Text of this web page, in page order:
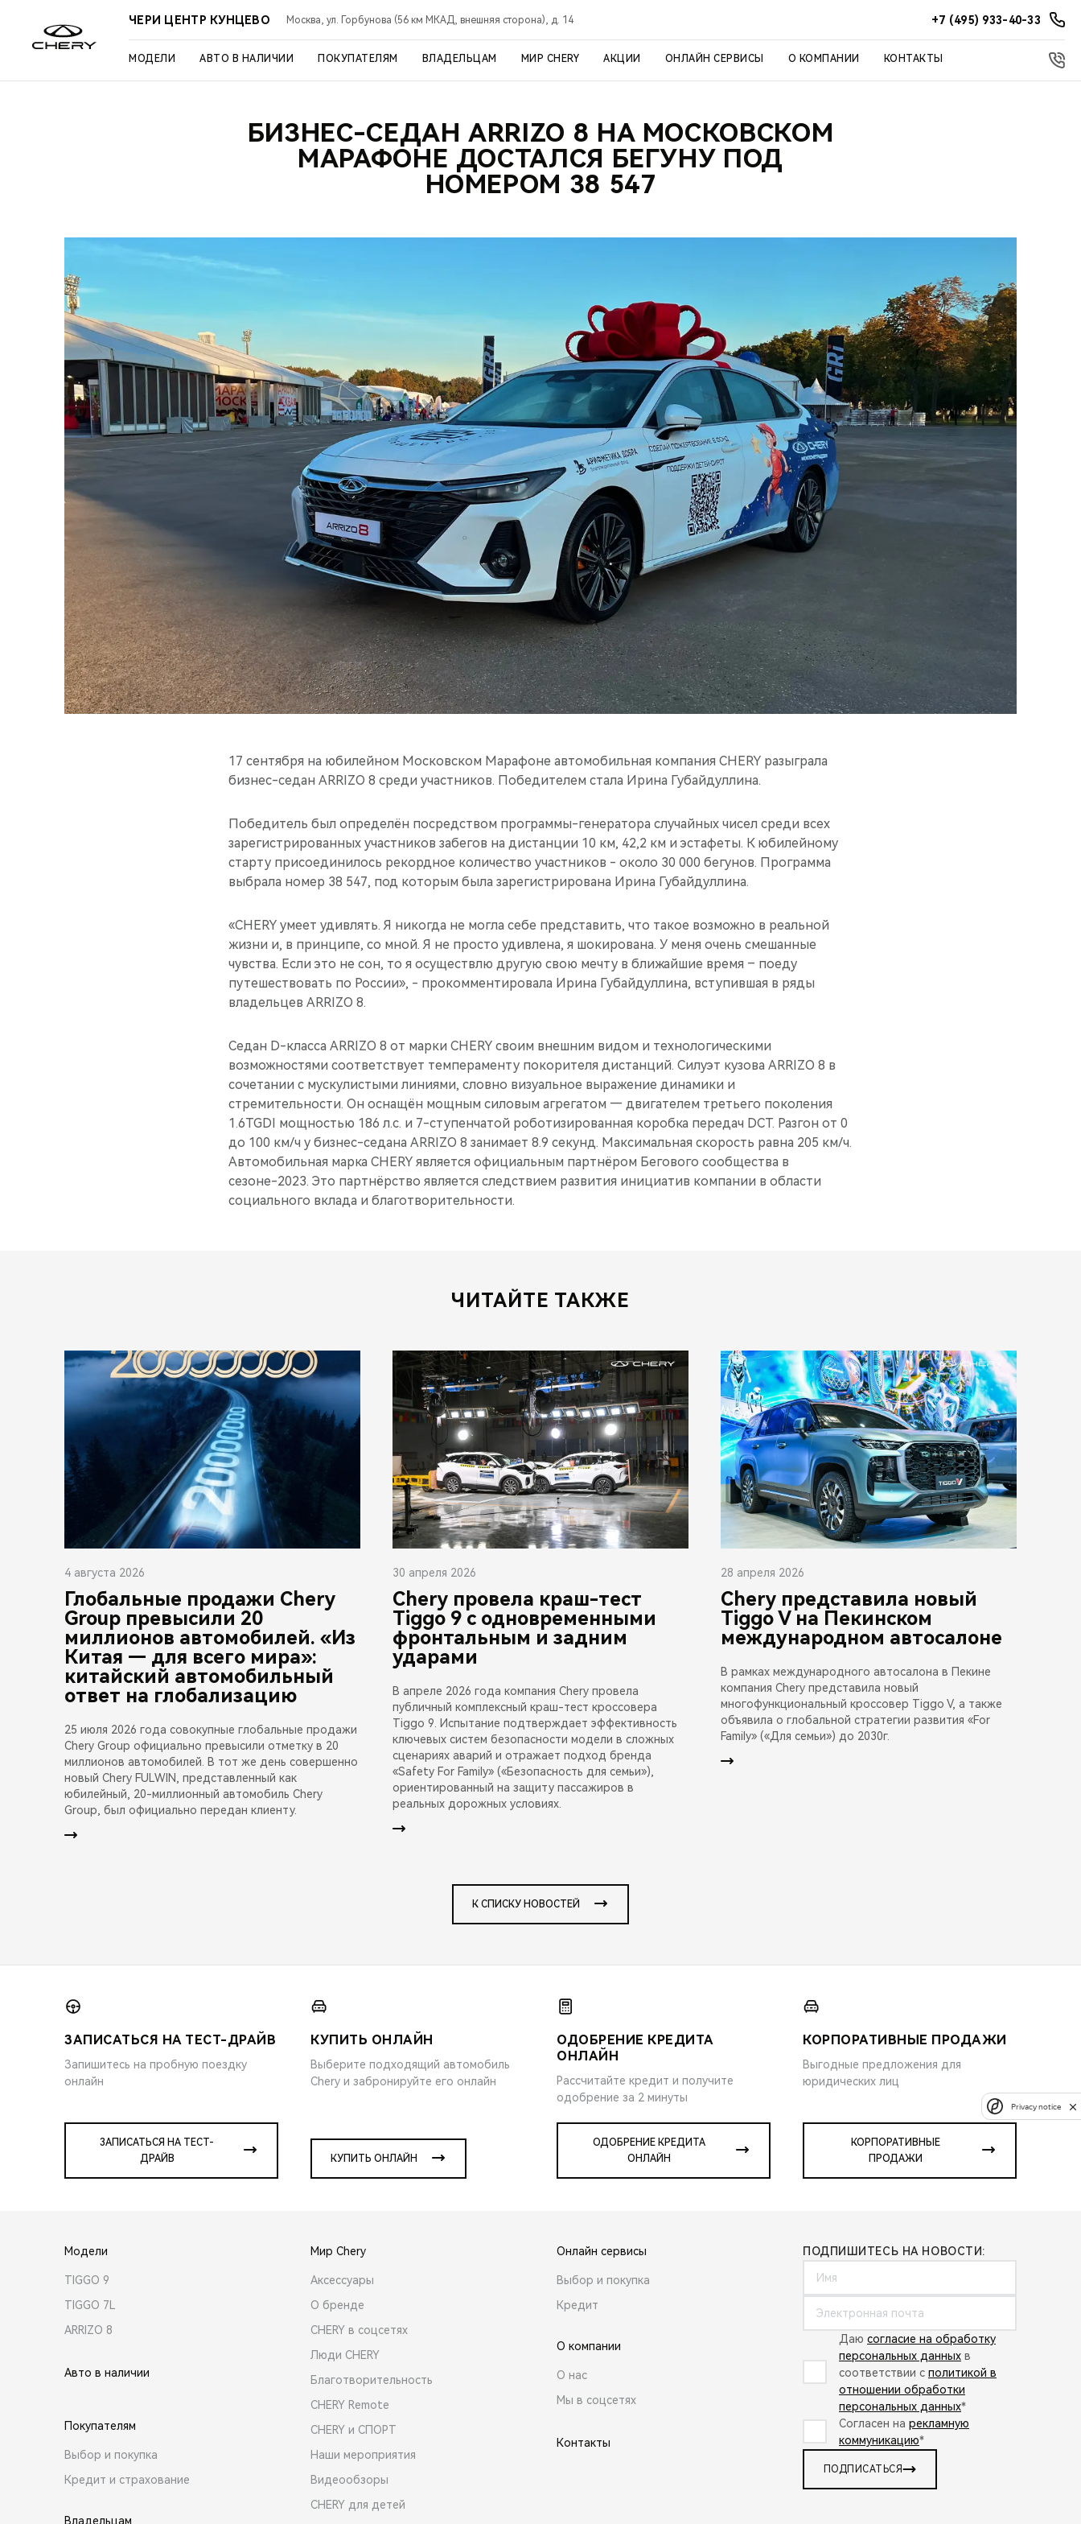
ЧЕРИ ЦЕНТР КУНЦЕВО Москва, ул. Горбунова (56 км МКАД, внешняя сторона), д. 14 +7 (495) 933-40-33
МОДЕЛИ АВТО В НАЛИЧИИ ПОКУПАТЕЛЯМ ВЛАДЕЛЬЦАМ МИР CHERY АКЦИИ ОНЛАЙН СЕРВИСЫ О КОМПАНИИ КОНТАКТЫ
БИЗНЕС-СЕДАН ARRIZO 8 НА МОСКОВСКОМ
МАРАФОНЕ ДОСТАЛСЯ БЕГУНУ ПОД
НОМЕРОМ 38 547
17 сентября на юбилейном Московском Марафоне автомобильная компания CHERY разыграла
бизнес-седан ARRIZO 8 среди участников. Победителем стала Ирина Губайдуллина.
Победитель был определён посредством программы-генератора случайных чисел среди всех
зарегистрированных участников забегов на дистанции 10 км, 42,2 км и эстафеты. К юбилейному
старту присоединилось рекордное количество участников - около 30 000 бегунов. Программа
выбрала номер 38 547, под которым была зарегистрирована Ирина Губайдуллина.
«CHERY умеет удивлять. Я никогда не могла себе представить, что такое возможно в реальной
жизни и, в принципе, со мной. Я не просто удивлена, я шокирована. У меня очень смешанные
чувства. Если это не сон, то я осуществлю другую свою мечту в ближайшие время – поеду
путешествовать по России», - прокомментировала Ирина Губайдуллина, вступившая в ряды
владельцев ARRIZO 8.
Седан D-класса ARRIZO 8 от марки CHERY своим внешним видом и технологическими
возможностями соответствует темпераменту покорителя дистанций. Силуэт кузова ARRIZO 8 в
сочетании с мускулистыми линиями, словно визуальное выражение динамики и
стремительности. Он оснащён мощным силовым агрегатом — двигателем третьего поколения
1.6TGDI мощностью 186 л.с. и 7-ступенчатой роботизированная коробка передач DCT. Разгон от 0
до 100 км/ч у бизнес-седана ARRIZO 8 занимает 8.9 секунд. Максимальная скорость равна 205 км/ч.
Автомобильная марка CHERY является официальным партнёром Бегового сообщества в
сезоне-2023. Это партнёрство является следствием развития инициатив компании в области
социального вклада и благотворительности.
ЧИТАЙТЕ ТАКЖЕ
4 августа 2026
Глобальные продажи Chery
Group превысили 20
миллионов автомобилей. «Из
Китая — для всего мира»:
китайский автомобильный
ответ на глобализацию
25 июля 2026 года совокупные глобальные продажи
Chery Group официально превысили отметку в 20
миллионов автомобилей. В тот же день совершенно
новый Chery FULWIN, представленный как
юбилейный, 20-миллионный автомобиль Chery
Group, был официально передан клиенту.
30 апреля 2026
Chery провела краш-тест
Tiggo 9 с одновременными
фронтальным и задним
ударами
В апреле 2026 года компания Chery провела
публичный комплексный краш-тест кроссовера
Tiggo 9. Испытание подтверждает эффективность
ключевых систем безопасности модели в сложных
сценариях аварий и отражает подход бренда
«Safety For Family» («Безопасность для семьи»),
ориентированный на защиту пассажиров в
реальных дорожных условиях.
28 апреля 2026
Chery представила новый
Tiggo V на Пекинском
международном автосалоне
В рамках международного автосалона в Пекине
компания Chery представила новый
многофункциональный кроссовер Tiggo V, а также
объявила о глобальной стратегии развития «For
Family» («Для семьи») до 2030г.
К СПИСКУ НОВОСТЕЙ
ЗАПИСАТЬСЯ НА ТЕСТ-ДРАЙВ
Запишитесь на пробную поездку
онлайн
ЗАПИСАТЬСЯ НА ТЕСТ-
ДРАЙВ
КУПИТЬ ОНЛАЙН
Выберите подходящий автомобиль
Chery и забронируйте его онлайн
КУПИТЬ ОНЛАЙН
ОДОБРЕНИЕ КРЕДИТА
ОНЛАЙН
Рассчитайте кредит и получите
одобрение за 2 минуты
ОДОБРЕНИЕ КРЕДИТА
ОНЛАЙН
КОРПОРАТИВНЫЕ ПРОДАЖИ
Выгодные предложения для
юридических лиц
КОРПОРАТИВНЫЕ
ПРОДАЖИ
Модели
TIGGO 9
TIGGO 7L
ARRIZO 8
Авто в наличии
Покупателям
Выбор и покупка
Кредит и страхование
Владельцам
Мир Chery
Аксессуары
О бренде
CHERY в соцсетях
Люди CHERY
Благотворительность
CHERY Remote
CHERY и СПОРТ
Наши мероприятия
Видеообзоры
CHERY для детей
Онлайн сервисы
Выбор и покупка
Кредит
О компании
О нас
Мы в соцсетях
Контакты
ПОДПИШИТЕСЬ НА НОВОСТИ:
Даю согласие на обработку
персональных данных в
соответствии с политикой в
отношении обработки
персональных данных*
Согласен на рекламную
коммуникацию*
ПОДПИСАТЬСЯ
Privacy notice